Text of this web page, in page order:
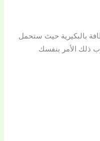
بالبكيرية حيث ستحمل
ذلك الأمر بنفسك